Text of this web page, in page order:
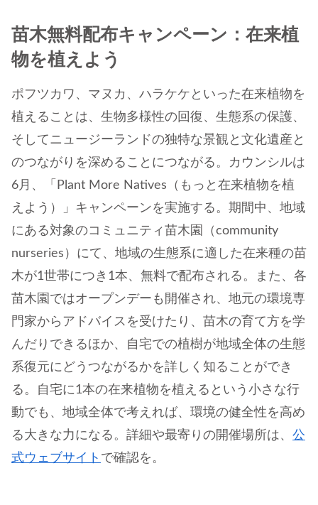
苗木無料配布キャンペーン：在来植
物を植えよう
ポフツカワ、マヌカ、ハラケケといった在来植物を
植えることは、生物多様性の回復、生態系の保護、
そしてニュージーランドの独特な景観と文化遺産と
のつながりを深めることにつながる。カウンシルは
6月、「Plant More Natives（もっと在来植物を植
えよう）」キャンペーンを実施する。期間中、地域
にある対象のコミュニティ苗木園（community
nurseries）にて、地域の生態系に適した在来種の苗
木が1世帯につき1本、無料で配布される。また、各
苗木園ではオープンデーも開催され、地元の環境専
門家からアドバイスを受けたり、苗木の育て方を学
んだりできるほか、自宅での植樹が地域全体の生態
系復元にどうつながるかを詳しく知ることができ
る。自宅に1本の在来植物を植えるという小さな行
動でも、地域全体で考えれば、環境の健全性を高め
る大きな力になる。詳細や最寄りの開催場所は、 公
式ウェブサイト で確認を。